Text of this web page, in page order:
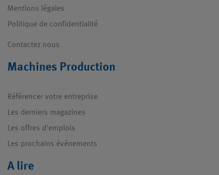
Mentions légales
Politique de confidentialité
Contactez nous
Machines Production
Référencer votre entreprise
Les derniers magazines
Les offres d'emplois
Les prochains événements
A lire